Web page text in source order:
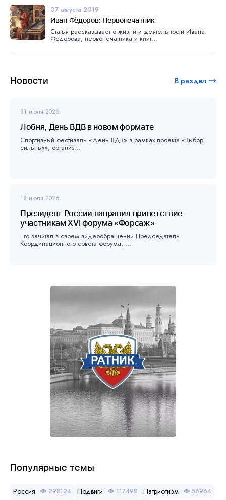
Новости В раздел
31 июля 2026
Лобня, День ВДВ в новом формате
Спортивный фестиваль «День ВДВ» в рамках проекта «Выбор
сильных», организ...
18 июля 2026
Президент России направил приветствие
участникам XVI форума «Форсаж»
Его зачитал в своем видеообращении Председатель
Координационного совета форума, ...
07 августа 2019
Иван Фёдоров: Первопечатник
Статья рассказывает о жизни и деятельности Ивана
Федорова, первопечатника и книг...
Популярные темы
Россия 298124 Подвиги 117498 Патриотизм 56964